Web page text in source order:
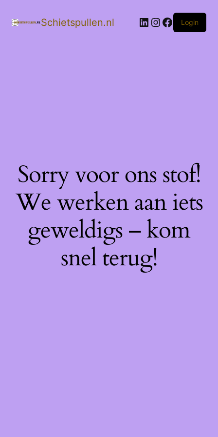
Schietspullen.nl LinkedIn
Instagram
Facebook
Login
Sorry voor ons stof!
We werken aan iets
geweldigs – kom
snel terug!